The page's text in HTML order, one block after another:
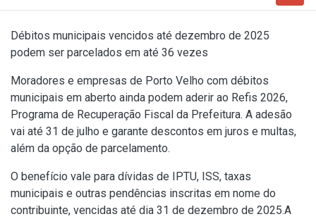
Débitos municipais vencidos até dezembro de 2025
podem ser parcelados em até 36 vezes
Moradores e empresas de Porto Velho com débitos
municipais em aberto ainda podem aderir ao Refis 2026,
Programa de Recuperação Fiscal da Prefeitura. A adesão
vai até 31 de julho e garante descontos em juros e multas,
além da opção de parcelamento.
O benefício vale para dívidas de IPTU, ISS, taxas
municipais e outras pendências inscritas em nome do
contribuinte, vencidas até dia 31 de dezembro de 2025.A